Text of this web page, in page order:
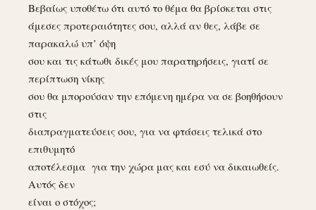
Βεβαίως υποθέτω ότι αυτό το θέμα θα βρίσκεται στις
άμεσες προτεραιότητες σου, αλλά αν θες, λάβε σε
παρακαλώ υπ’ όψη
σου και τις κάτωθι δικές μου παρατηρήσεις, γιατί σε
περίπτωση νίκης
σου θα μπορούσαν την επόμενη ημέρα να σε βοηθήσουν
στις
διαπραγματεύσεις σου, για να φτάσεις τελικά στο
επιθυμητό
αποτέλεσμα για την χώρα μας και εσύ να δικαιωθείς.
Αυτός δεν
είναι ο στόχος;